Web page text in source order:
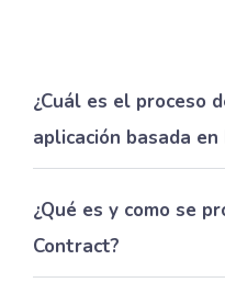
¿Cuál es el proceso
aplicación basada en
¿Qué es y como se
Contract?